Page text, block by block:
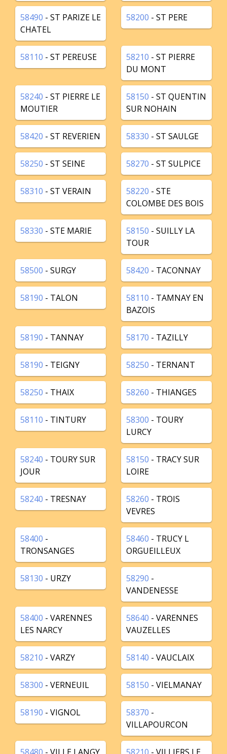
58490 - ST PARIZE LE
CHATEL
58200 - ST PERE
58110 - ST PEREUSE 58210 - ST PIERRE
DU MONT
58240 - ST PIERRE LE
MOUTIER
58150 - ST QUENTIN
SUR NOHAIN
58420 - ST REVERIEN 58330 - ST SAULGE
58250 - ST SEINE 58270 - ST SULPICE
58310 - ST VERAIN 58220 - STE
COLOMBE DES BOIS
58330 - STE MARIE 58150 - SUILLY LA
TOUR
58500 - SURGY 58420 - TACONNAY
58190 - TALON 58110 - TAMNAY EN
BAZOIS
58190 - TANNAY 58170 - TAZILLY
58190 - TEIGNY 58250 - TERNANT
58250 - THAIX 58260 - THIANGES
58110 - TINTURY 58300 - TOURY
LURCY
58240 - TOURY SUR
JOUR
58150 - TRACY SUR
LOIRE
58240 - TRESNAY 58260 - TROIS
VEVRES
58400 -
TRONSANGES
58460 - TRUCY L
ORGUEILLEUX
58130 - URZY 58290 -
VANDENESSE
58400 - VARENNES
LES NARCY
58640 - VARENNES
VAUZELLES
58210 - VARZY 58140 - VAUCLAIX
58300 - VERNEUIL 58150 - VIELMANAY
58190 - VIGNOL 58370 -
VILLAPOURCON